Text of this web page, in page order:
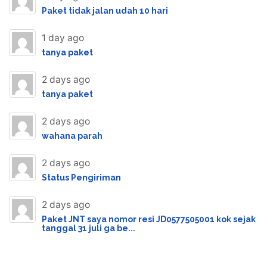
Paket tidak jalan udah 10 hari
1 day ago
tanya paket
2 days ago
tanya paket
2 days ago
wahana parah
2 days ago
Status Pengiriman
2 days ago
Paket JNT saya nomor resi JD0577505001 kok sejak
tanggal 31 juli ga be...